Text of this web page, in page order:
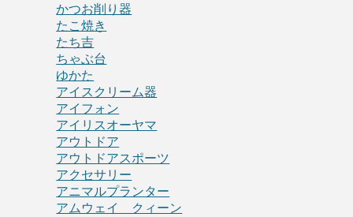
かつお削り器
たこ焼き
たち吉
ちゃぶ台
ゆかた
アイスクリーム器
アイフォン
アイリスオーヤマ
アウトドア
アウトドアスポーツ
アクセサリー
アニマルプランター
アムウェイ クィーン